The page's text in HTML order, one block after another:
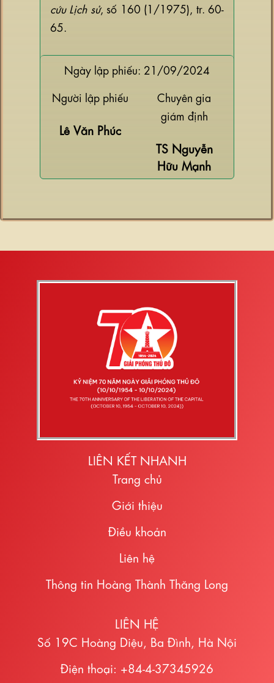
cứu Lịch sử, số 160 (1/1975), tr. 60-
65.
Ngày lập phiếu: 21/09/2024
Người lập phiếu
Lê Văn Phúc
Chuyên gia
giám định
TS Nguyễn
Hữu Mạnh
LIÊN KẾT NHANH
Trang chủ
Giới thiệu
Điều khoản
Liên hệ
Thông tin Hoàng Thành Thăng Long
LIÊN HỆ
Số 19C Hoàng Diệu, Ba Đình, Hà Nội
Điện thoại: +84-4-37345926